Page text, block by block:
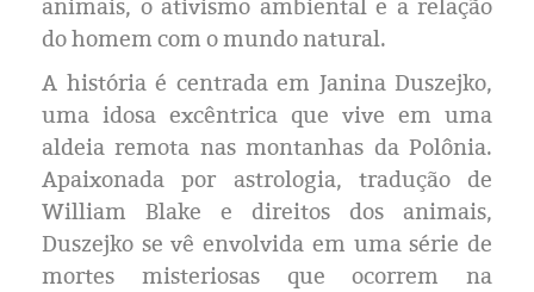
Política
Livros
animais, o ativismo ambiental e a relação
do homem com o mundo natural.
A história é centrada em Janina Duszejko,
uma idosa excêntrica que vive em uma
aldeia remota nas montanhas da Polônia.
Apaixonada por astrologia, tradução de
William Blake e direitos dos animais,
Duszejko se vê envolvida em uma série de
mortes misteriosas que ocorrem na